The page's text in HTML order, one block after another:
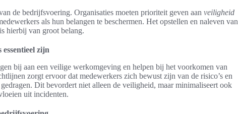
de bedrijfsvoering. Organisaties moeten prioriteit geven aan veiligheid
als hun belangen te beschermen. Het opstellen en naleven van
is hierbij van groot belang.
zijn
bij aan een veilige werkomgeving en helpen bij het voorkomen van
zorgt ervoor dat medewerkers zich bewust zijn van de risico’s en
Dit bevordert niet alleen de veiligheid, maar minimaliseert ook
uit incidenten.